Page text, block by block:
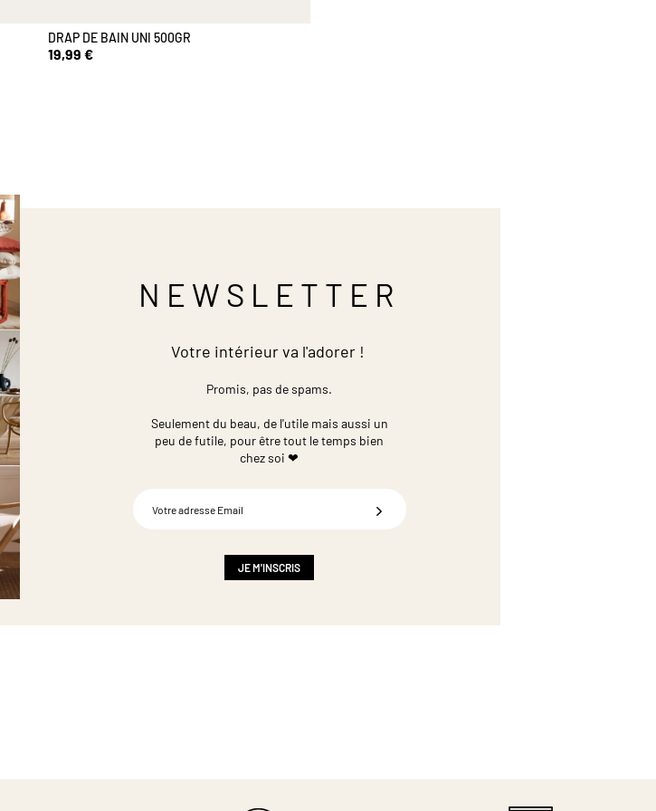
DRAP DE BAIN UNI 500GR
19,99 €
NEWSLETTER
Votre intérieur va l'adorer !
Promis, pas de spams.
Seulement du beau, de l'utile mais aussi un
peu de futile, pour être tout le temps bien
chez soi ❤
JE M'INSCRIS